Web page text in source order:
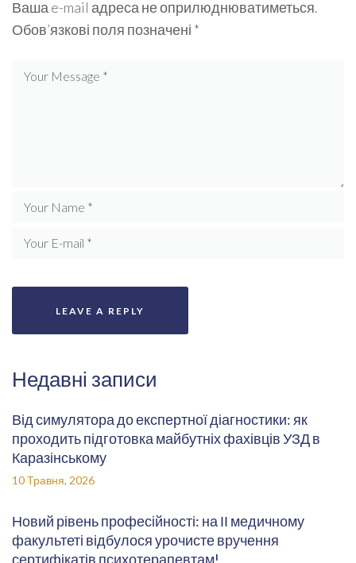
Ваша e-mail адреса не оприлюднюватиметься.
Обов’язкові поля позначені *
Недавні записи
Від симулятора до експертної діагностики: як
проходить підготовка майбутніх фахівців УЗД в
Каразінському
10 Травня, 2026
Новий рівень професійності: на ІІ медичному
факультеті відбулося урочисте вручення
сертифікатів психотерапевтам!